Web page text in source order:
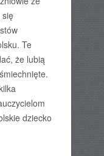
się
Te
że lubią
dziecko